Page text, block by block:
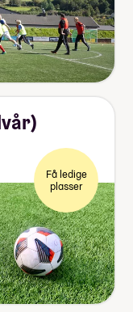
Få ledige
plasser